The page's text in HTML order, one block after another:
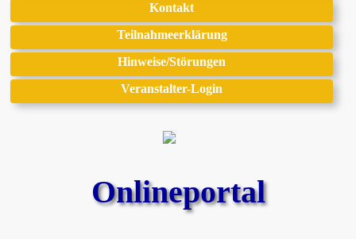
Kontakt
Teilnahmeerklärung
Hinweise/Störungen
Veranstalter-Login
Onlineportal